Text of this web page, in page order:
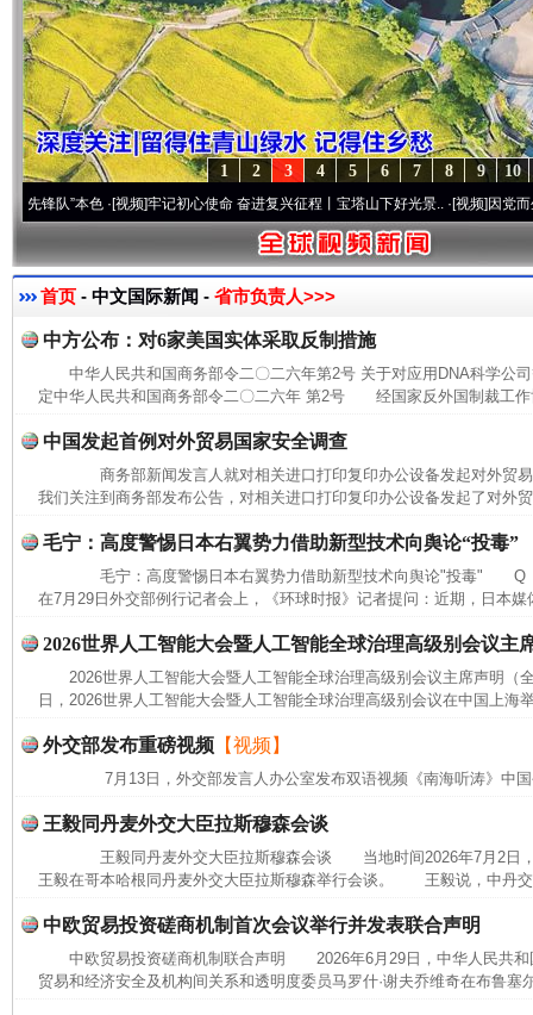
10
9
8
7
6
5
4
3
2
1
”本色·[视频]牢记初心使命 奋进复兴征程丨宝塔山下好光景..·[视频]因党而生 为
首页 - 中文国际新闻 - 省市负责人>>>
中方公布：对6家美国实体采取反制措施
中华人民共和国商务部令二〇二六年第2号 关于对应用DNA科学公
定中华人民共和国商务部令二〇二六年 第2号 经国家反外国制裁工作
中国发起首例对外贸易国家安全调查
商务部新闻发言人就对相关进口打印复印办公设备发起对外
我们关注到商务部发布公告，对相关进口打印复印办公设备发起了对外
毛宁：高度警惕日本右翼势力借助新型技术向舆论“投毒”
毛宁：高度警惕日本右翼势力借助新型技术向舆论"投毒"
在7月29日外交部例行记者会上，《环球时报》记者提问：近期，日本
2026世界人工智能大会暨人工智能全球治理高级别会议主
2026世界人工智能大会暨人工智能全球治理高级别会议主席声明
日，2026世界人工智能大会暨人工智能全球治理高级别会议在中国上海
外交部发布重磅视频 【视频】
7月13日，外交部发言人办公室发布双语视频《南海听涛》中国
王毅同丹麦外交大臣拉斯穆森会谈
王毅同丹麦外交大臣拉斯穆森会谈 当地时间2026年7月2日，
王毅在哥本哈根同丹麦外交大臣拉斯穆森举行会谈。 王毅说，中丹
中欧贸易投资磋商机制首次会议举行并发表联合声明
中欧贸易投资磋商机制联合声明 2026年6月29日，中华人民共和
贸易和经济安全及机构间关系和透明度委员马罗什·谢夫乔维奇在布鲁塞
网上购药对药下症？